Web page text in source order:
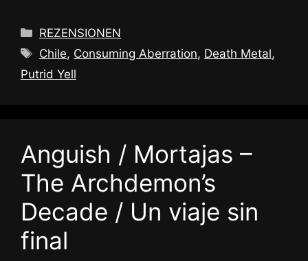
Kategorien
REZENSIONEN
Schlagwörter
Chile, Consuming Aberration, Death Metal,
Putrid Yell
Anguish / Mortajas –
The Archdemon’s
Decade / Un viaje sin
final